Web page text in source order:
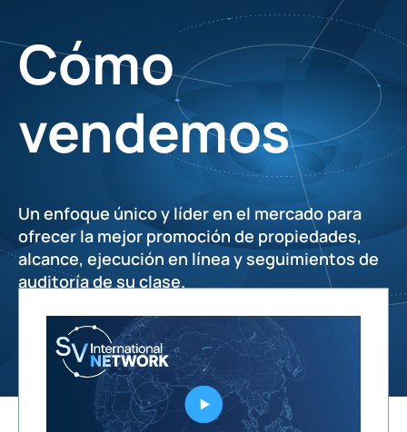
Cómo
vendemos
Un enfoque único y líder en el mercado para
ofrecer la mejor promoción de propiedades,
alcance, ejecución en línea y seguimientos de
auditoría de su clase.